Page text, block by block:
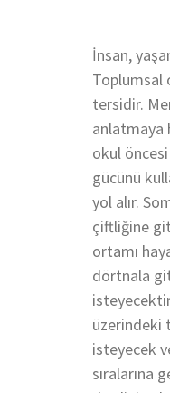
İnsan,
Toplumsal
tersidir.
anlatmaya
okul öncesi
gücünü
yol alır.
çiftliğine
ortamı
dörtnala
üzerindeki
isteyecek
sıralarına